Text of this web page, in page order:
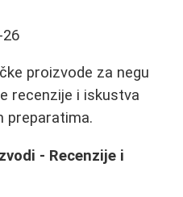
26
proizvode za negu
recenzije i iskustva
preparatima.
- Recenzije i